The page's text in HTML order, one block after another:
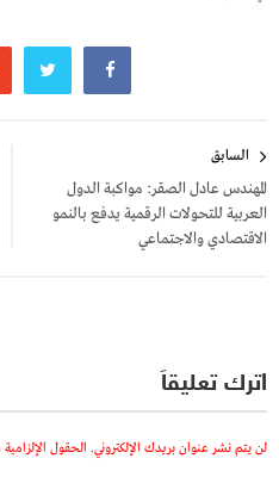
المقالات
السابق
المهندس عادل الصقر: مواكبة الدول
العربية للتحولات الرقمية يدفع بالنمو
الاقتصادي والاجتماعي
اترك تعليقاً
لن يتم نشر عنوان بريدك الإلكتروني. الحقول الإلزامية